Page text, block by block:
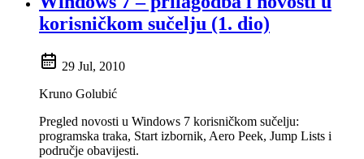
korisničkom sučelju (1. dio)
29 Jul, 2010
Kruno Golubić
Pregled novosti u Windows 7 korisničkom sučelju:
programska traka, Start izbornik, Aero Peek, Jump Lists i
područje obavijesti.